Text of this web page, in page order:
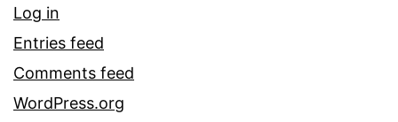
Log in
Entries feed
Comments feed
WordPress.org